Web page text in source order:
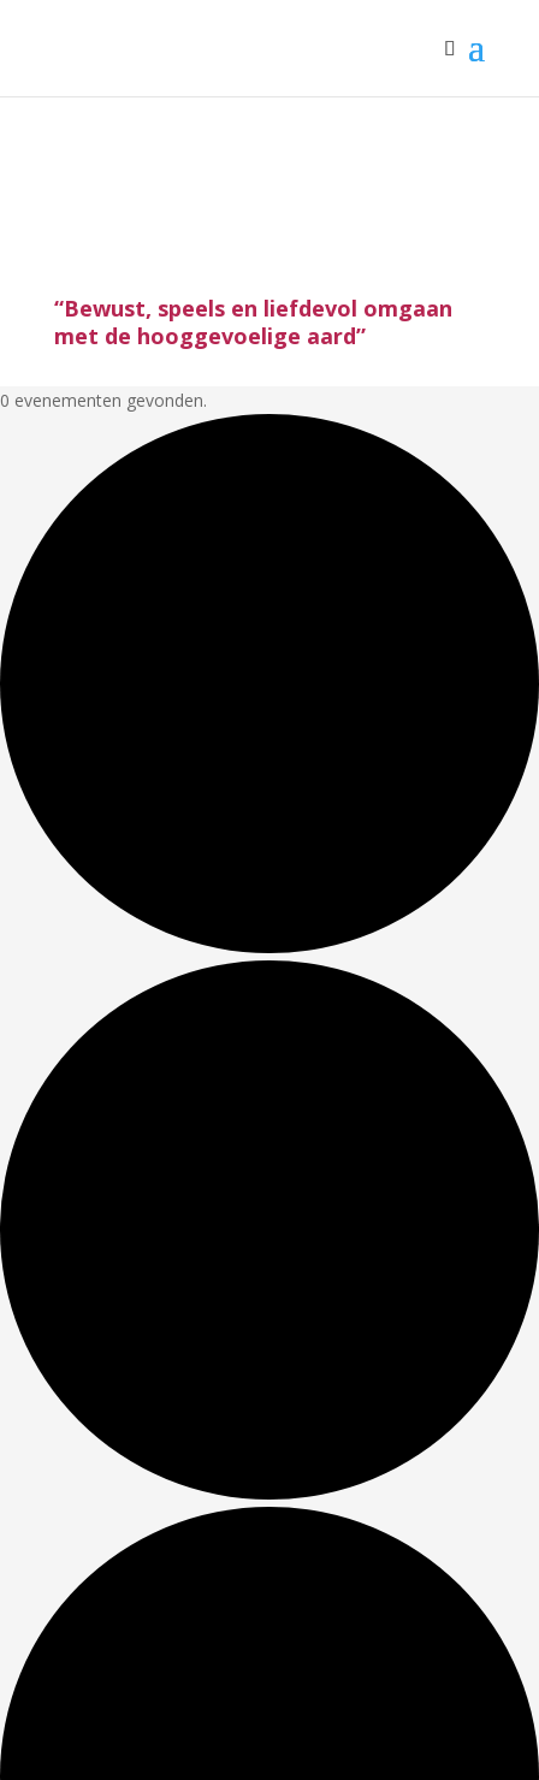
“Bewust, speels en liefdevol omgaan
met de hooggevoelige aard”
0 evenementen gevonden.